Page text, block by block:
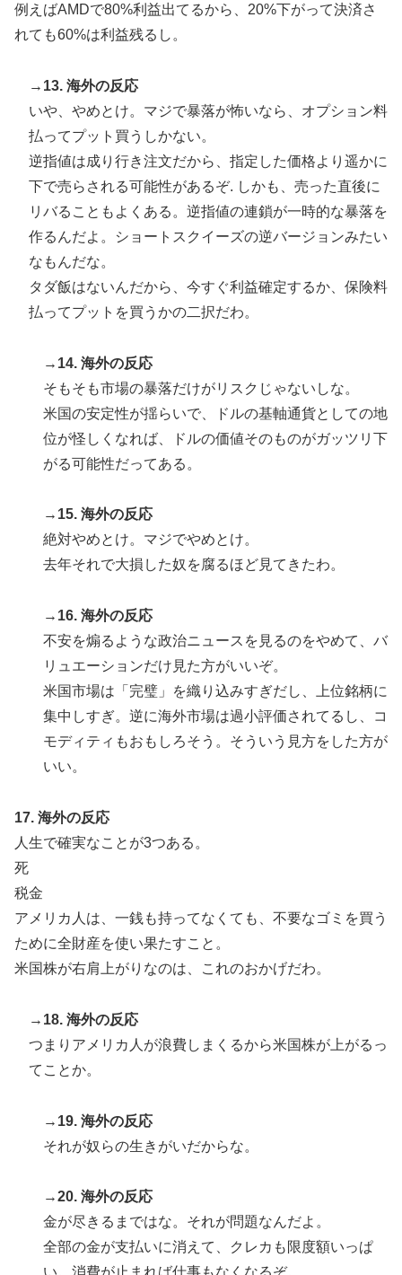
例えばAMDで80%利益出てるから、20%下がって決済さ
れても60%は利益残るし。
→13. 海外の反応
いや、やめとけ。マジで暴落が怖いなら、オプション料
払ってプット買うしかない。
逆指値は成り行き注文だから、指定した価格より遥かに
下で売らされる可能性があるぞ. しかも、売った直後に
リバることもよくある。逆指値の連鎖が一時的な暴落を
作るんだよ。ショートスクイーズの逆バージョンみたい
なもんだな。
タダ飯はないんだから、今すぐ利益確定するか、保険料
払ってプットを買うかの二択だわ。
→14. 海外の反応
そもそも市場の暴落だけがリスクじゃないしな。
米国の安定性が揺らいで、ドルの基軸通貨としての地
位が怪しくなれば、ドルの価値そのものがガッツリ下
がる可能性だってある。
→15. 海外の反応
絶対やめとけ。マジでやめとけ。
去年それで大損した奴を腐るほど見てきたわ。
→16. 海外の反応
不安を煽るような政治ニュースを見るのをやめて、バ
リュエーションだけ見た方がいいぞ。
米国市場は「完璧」を織り込みすぎだし、上位銘柄に
集中しすぎ。逆に海外市場は過小評価されてるし、コ
モディティもおもしろそう。そういう見方をした方が
いい。
17. 海外の反応
人生で確実なことが3つある。
死
税金
アメリカ人は、一銭も持ってなくても、不要なゴミを買う
ために全財産を使い果たすこと。
米国株が右肩上がりなのは、これのおかげだわ。
→18. 海外の反応
つまりアメリカ人が浪費しまくるから米国株が上がるっ
てことか。
→19. 海外の反応
それが奴らの生きがいだからな。
→20. 海外の反応
金が尽きるまではな。それが問題なんだよ。
全部の金が支払いに消えて、クレカも限度額いっぱ